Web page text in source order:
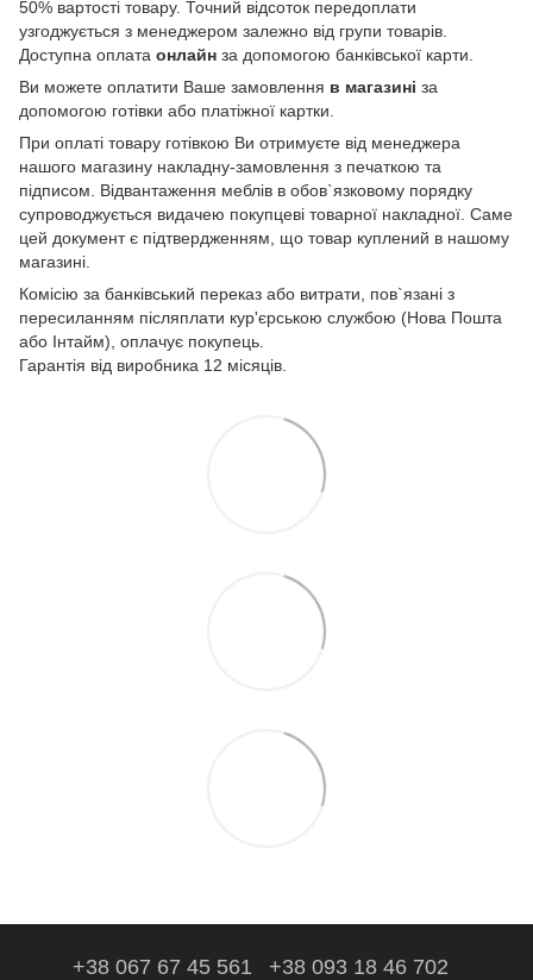
50% вартості товару. Точний відсоток передоплати
узгоджується з менеджером залежно від групи товарів.
Доступна оплата онлайн за допомогою банківської карти.
Ви можете оплатити Ваше замовлення в магазині за
допомогою готівки або платіжної картки.
При оплаті товару готівкою Ви отримуєте від менеджера
нашого магазину накладну-замовлення з печаткою та
підписом. Відвантаження меблів в обов`язковому порядку
супроводжується видачею покупцеві товарної накладної. Саме
цей документ є підтвердженням, що товар куплений в нашому
магазині.
Комісію за банківський переказ або витрати, пов`язані з
пересиланням післяплати кур'єрською службою (Нова Пошта
або Інтайм), оплачує покупець.
Гарантія від виробника 12 місяців.
+38 067 67 45 561 +38 093 18 46 702